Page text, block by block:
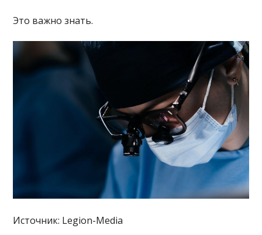
Это важно знать.
Источник: Legion-Media